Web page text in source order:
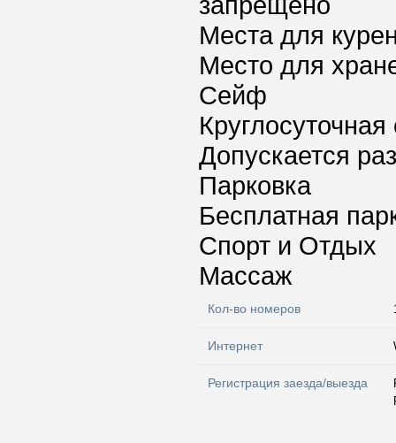
Места для
Место для
Сейф
Допускается
Парковка
Бесплатная
Спорт и Отдых
Массаж
Кол-во номеров
Интернет
Регистрация заезда/выезда